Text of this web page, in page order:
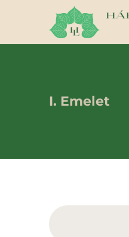
I. Emelet